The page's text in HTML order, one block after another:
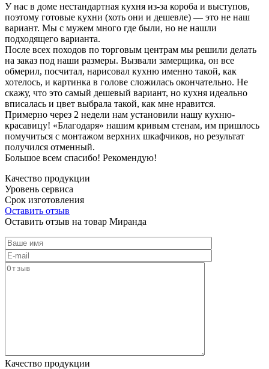
У нас в доме нестандартная кухня из-за короба и выступов,
поэтому готовые кухни (хоть они и дешевле) — это не наш
вариант. Мы с мужем много где были, но не нашли
подходящего варианта.
После всех походов по торговым центрам мы решили делать
на заказ под наши размеры. Вызвали замерщика, он все
обмерил, посчитал, нарисовал кухню именно такой, как
хотелось, и картинка в голове сложилась окончательно. Не
скажу, что это самый дешевый вариант, но кухня идеально
вписалась и цвет выбрала такой, как мне нравится.
Примерно через 2 недели нам установили нашу кухню-
красавицу! «Благодаря» нашим кривым стенам, им пришлось
помучиться с монтажом верхних шкафчиков, но результат
получился отменный.
Большое всем спасибо! Рекомендую!
Качество продукции
Уровень сервиса
Срок изготовления
Оставить отзыв
Оставить отзыв на товар Миранда
Качество продукции